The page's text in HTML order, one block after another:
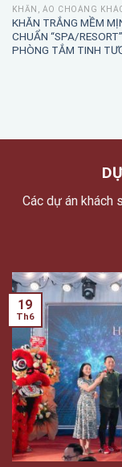
KHĂN, ÁO CHOÀNG
KHĂN TRẮNG MỀM
CHUẨN “SPA/
PHÒNG TẮM TINH
Các dự án khách
19
Th6